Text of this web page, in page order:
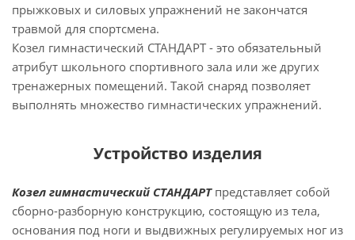
прыжковых и силовых упражнений не закончатся
травмой для спортсмена.
Козел гимнастический СТАНДАРТ - это обязательный
атрибут школьного спортивного зала или же других
тренажерных помещений. Такой снаряд позволяет
выполнять множество гимнастических упражнений.
Устройство изделия
Козел гимнастический СТАНДАРТпредставляет собой
сборно-разборную конструкцию, состоящую из тела,
основания под ноги и выдвижных регулируемых ног из